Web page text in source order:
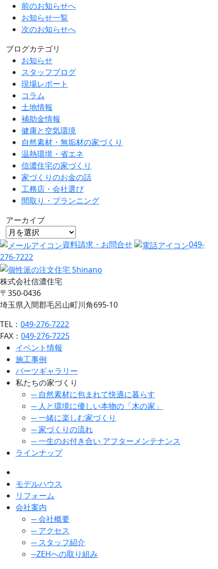
前のお知らせへ
お知らせ一覧
次のお知らせへ
ブログカテゴリ
お知らせ
スタッフブログ
現場レポート
コラム
土地情報
補助金情報
健康と空気環境
自然素材・無垢材の家づくり
温熱環境・省エネ
信濃住宅の家づくり
家づくりのお金の話
工務店・会社選び
間取り・プランニング
アーカイブ
資料請求・お問合せ
049-
276-7222
株式会社信濃住宅
〒350-0436
埼玉県入間郡毛呂山町川角695-10
TEL： 049-276-7222
FAX： 049-276-7225
イベント情報
施工事例
パーツギャラリー
私たちの家づくり
─ 自然素材に包まれて快適に暮らす
─ 人と環境に優しい本物の「木の家」
─ 一緒に楽しむ家づくり
─ 家づくりの流れ
─ 一生のお付き合い アフターメンテナンス
ラインナップ
モデルハウス
リフォーム
会社案内
─ 会社概要
─ アクセス
─ スタッフ紹介
─ZEHへの取り組み